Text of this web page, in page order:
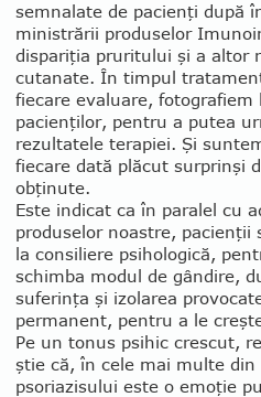
semnalate de pacienţi după
mi­nistrării produselor
dispariţia pruritului şi a altor
cutanate. În tim­pul
fiecare evaluare, fotogra­fiem
pacienţilor, pentru a putea
rezultatele tera­piei. Şi
fiecare dată plăcut sur­prinşi
obţinute.
Este indicat ca în paralel cu
pro­du­selor noastre, pacienţii
la consiliere psihologică,
schimba modul de gândire,
suferinţa şi izolarea
perma­nent, pentru a le
Pe un tonus psihic crescut,
ştie că, în cele mai multe din
psoriazisului este o emoţie